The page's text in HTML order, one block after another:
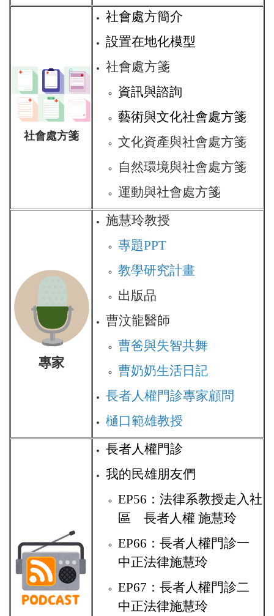
社會處方箋
社會處方簡介
設置在地化模型
社會處方箋
資訊與諮詢
藝術與文化社會處方箋
文化資產與社會處方箋
自然環境與社會處方箋
運動與社會處方箋
專家
施慧玲教授
專題PPT
教學研究計畫
出版品
曹汶龍醫師
曹爸與失智共舞
曹奶奶生活日記
長者人權門診專家顧問
樋口範雄教授
長者人權門診
我的民雄朋友們
EP56：法律系教授走入社
區 長者人權 施慧玲
EP66：長者人權門診一
中正法律施慧玲
EP67：長者人權門診二
中正法律施慧玲